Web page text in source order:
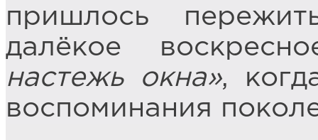
пришлось
далёкое
настежь окна»,
воспоминания